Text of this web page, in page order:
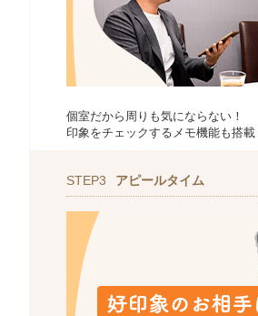
個室だから周りも気にならない！
印象をチェックするメモ機能も搭載
STEP3 アピールタイム